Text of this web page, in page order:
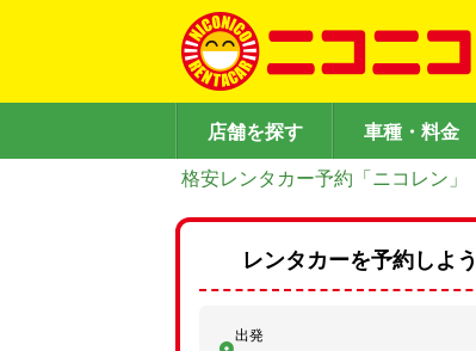
店舗を探す 車種・料金
格安レンタカー予約「ニコレン」
レンタカーを予約しよう
出発